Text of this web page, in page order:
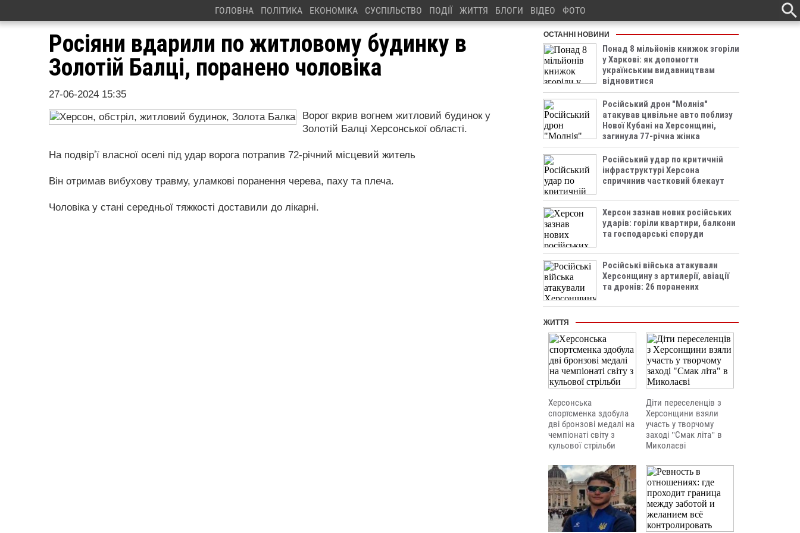
ГОЛОВНА ПОЛІТИКА ЕКОНОМІКА СУСПІЛЬСТВО ПОДІЇ ЖИТТЯ БЛОГИ ВІДЕО ФОТО
Росіяни вдарили по житловому будинку в
Золотій Балці, поранено чоловіка
27-06-2024 15:35
Ворог вкрив вогнем житловий будинок у
Золотій Балці Херсонської області.
На подвірʼї власної оселі під удар ворога потрапив 72-річний місцевий житель
Він отримав вибухову травму, уламкові поранення черева, паху та плеча.
Чоловіка у стані середньої тяжкості доставили до лікарні.
ОСТАННІ НОВИНИ
Понад 8 мільйонів книжок згоріли
у Харкові: як допомогти
українським видавництвам
відновитися
Російський дрон "Молнія"
атакував цивільне авто поблизу
Нової Кубані на Херсонщині,
загинула 77-річна жінка
Російський удар по критичній
інфраструктурі Херсона
спричинив частковий блекаут
Херсон зазнав нових російських
ударів: горіли квартири, балкони
та господарські споруди
Російські війська атакували
Херсонщину з артилерії, авіації
та дронів: 26 поранених
ЖИТТЯ
Херсонська
спортсменка здобула
дві бронзові медалі на
чемпіонаті світу з
кульової стрільби
Діти переселенців з
Херсонщини взяли
участь у творчому
заході "Смак літа" в
Миколаєві